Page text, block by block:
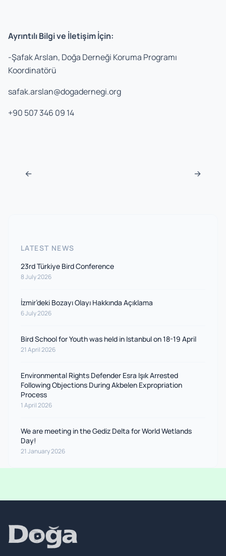
Ayrıntılı Bilgi ve İletişim İçin:
-Şafak Arslan, Doğa Derneği Koruma Programı
Koordinatörü
safak.arslan@dogadernegi.org
+90 507 346 09 14
Post navigation
← →
LATEST NEWS
23rd Türkiye Bird Conference
8 July 2026
İzmir’deki Bozayı Olayı Hakkında Açıklama
6 July 2026
Bird School for Youth was held in Istanbul on 18-19 April
21 April 2026
Environmental Rights Defender Esra Işık Arrested
Following Objections During Akbelen Expropriation
Process
1 April 2026
We are meeting in the Gediz Delta for World Wetlands
Day!
21 January 2026